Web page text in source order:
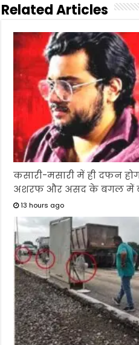
Related Articles
कसारी-मसारी में ही दफन
अशरफ और असद के बगल में
13 hours ago